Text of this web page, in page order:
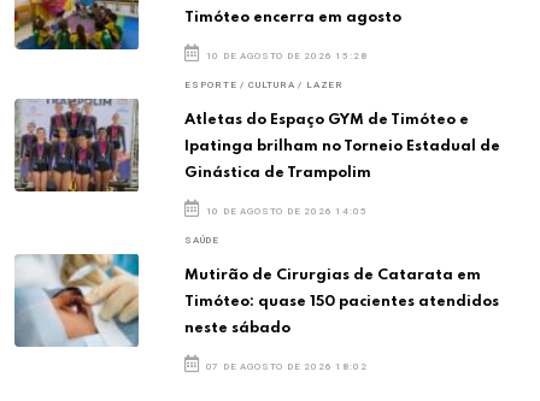
Timóteo encerra em agosto
10 DE AGOSTO DE 2026 15:28
ESPORTE / CULTURA / LAZER
Atletas do Espaço GYM de Timóteo e
Ipatinga brilham no Torneio Estadual de
Ginástica de Trampolim
10 DE AGOSTO DE 2026 14:05
SAÚDE
Mutirão de Cirurgias de Catarata em
Timóteo: quase 150 pacientes atendidos
neste sábado
07 DE AGOSTO DE 2026 18:02